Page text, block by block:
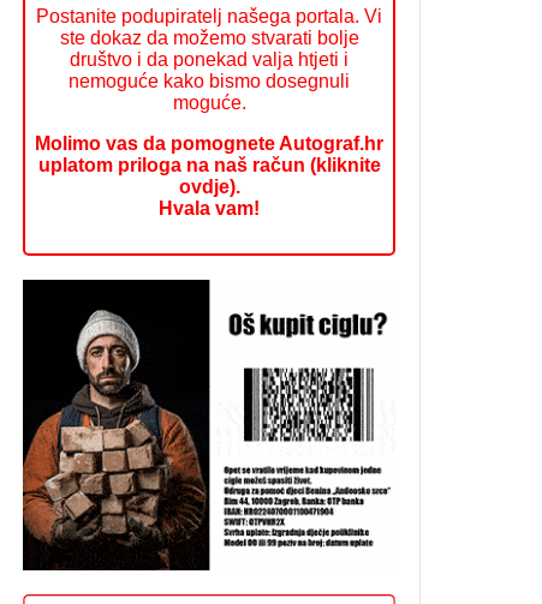
Postanite podupiratelj našega portala. Vi
ste dokaz da možemo stvarati bolje
društvo i da ponekad valja htjeti i
nemoguće kako bismo dosegnuli
moguće.
Molimo vas da pomognete Autograf.hr
uplatom priloga na naš račun (kliknite
ovdje).
Hvala vam!